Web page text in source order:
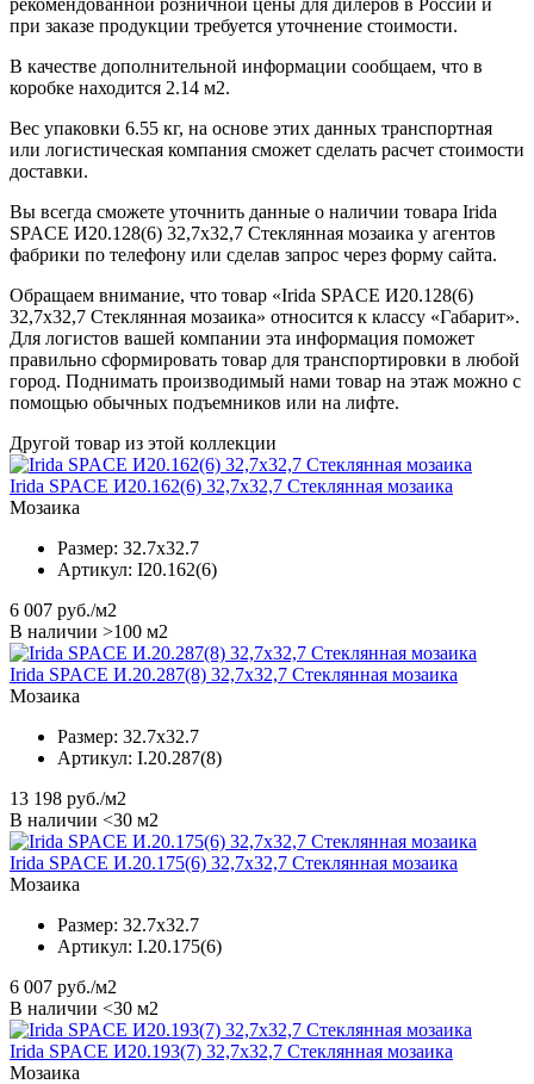
при заказе продукции требуется уточнение стоимости.
В качестве дополнительной информации сообщаем, что в
коробке находится 2.14 м2.
Вес упаковки 6.55 кг, на основе этих данных транспортная
или логистическая компания сможет сделать расчет стоимости
доставки.
Вы всегда сможете уточнить данные о наличии товара Irida
SPACE И20.128(6) 32,7x32,7 Стеклянная мозаика у агентов
фабрики по телефону или сделав запрос через форму сайта.
Обращаем внимание, что товар «Irida SPACE И20.128(6)
32,7x32,7 Стеклянная мозаика» относится к классу «Габарит».
Для логистов вашей компании эта информация поможет
правильно сформировать товар для транспортировки в любой
город. Поднимать производимый нами товар на этаж можно с
помощью обычных подъемников или на лифте.
Другой товар из этой коллекции
Irida SPACE И20.162(6) 32,7x32,7 Стеклянная мозаика
Мозаика
Размер: 32.7x32.7
Артикул: I20.162(6)
6 007 руб./м2
В наличии >100 м2
Irida SPACE И.20.287(8) 32,7x32,7 Стеклянная мозаика
Мозаика
Размер: 32.7x32.7
Артикул: I.20.287(8)
13 198 руб./м2
В наличии <30 м2
Irida SPACE И.20.175(6) 32,7x32,7 Стеклянная мозаика
Мозаика
Размер: 32.7x32.7
Артикул: I.20.175(6)
6 007 руб./м2
В наличии <30 м2
Irida SPACE И20.193(7) 32,7x32,7 Стеклянная мозаика
Мозаика